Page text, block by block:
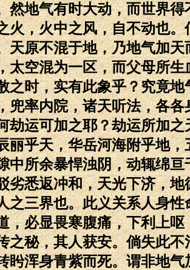
然地气有时大动，而世界得
火，火中之风，自不动也。
天原不混于地，乃地气加天
太空混为一区，而父母所生
之时，实有此象乎？究竟地
兜率内院，诸天听法，各各
劫运可加之耶？劫运所加之
丽乎天，华岳河海附乎地，
中所余暴悍浊阴，动辄绵亘
劣悉返冲和，天光下济，地
之三界也。此义关系人身性
，必显畏寒腹痛，下利上呕
之秘，其人获安。倘失此不
盻浑身青紫而死。谓非地气